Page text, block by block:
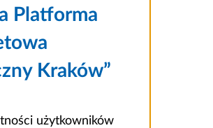
Platforma
Kraków”
użytkowników